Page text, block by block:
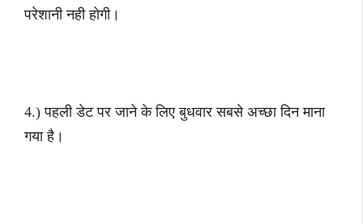
परेशानी नही होगी।
4.) पहली डेट पर जाने के लिए बुधवार सबसे अच्छा दिन माना
गया है।